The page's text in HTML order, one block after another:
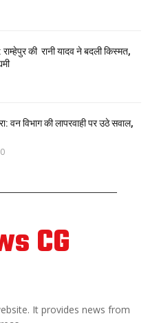
की रानी यादव ने बदली किस्मत,
वन विभाग की लापरवाही पर उठे सवाल,
0
CG
It provides news from